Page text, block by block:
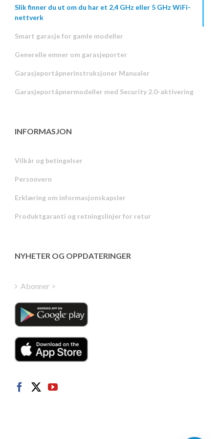
Slik finner du ut om du har et 2,4 GHz eller 5 GHz WiFi-
nettverk
Smart garasje for gamle modeller
Generelle emner om garasjeporter
Garasjeportåpnerinstruksjoner Manualer
Garasjeportåpnermodeller med Security 2.0-aktivering
INFORMASJON
Vilkår og betingelser
Personvern
Erklæring om informasjonskapsler
Produktgaranti og retningslinjer for retur
NYHETER OG OPPDATERINGER
Abonner >